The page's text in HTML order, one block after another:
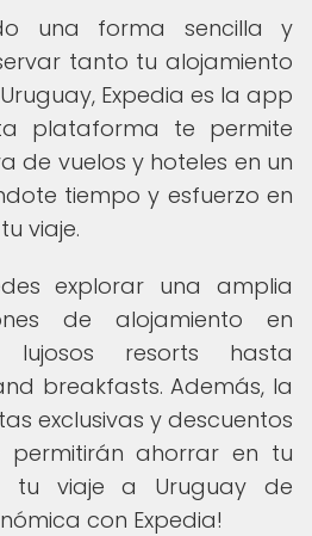
una forma sencilla y
tanto tu alojamiento
Expedia es la app
plataforma te permite
de vuelos y hoteles en un
tiempo y esfuerzo en
viaje.
explorar una amplia
de alojamiento en
lujosos resorts hasta
breakfasts. Además, la
exclusivas y descuentos
permitirán ahorrar en tu
tu viaje a Uruguay de
con Expedia!